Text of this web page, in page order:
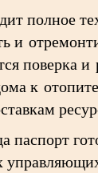
полное
и
поверка
к
паспорт